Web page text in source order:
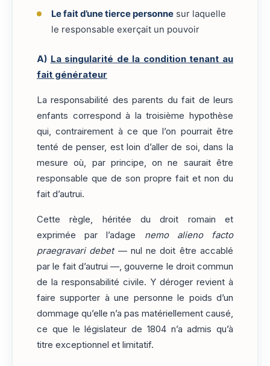
Le fait d’une tierce personnesur laquelle
le responsable exerçait un pouvoir
A) La singularité de la condition tenant au
fait générateur
La responsabilité des parents du fait de leurs
enfants correspond à la troisième hypothèse
qui, contrairement à ce que l’on pourrait être
tenté de penser, est loin d’aller de soi, dans la
mesure où, par principe, on ne saurait être
responsable que de son propre fait et non du
fait d’autrui.
Cette règle, héritée du droit romain et
exprimée par l’adage nemo alieno facto
praegravari debet— nul ne doit être accablé
par le fait d’autrui —, gouverne le droit commun
de la responsabilité civile. Y déroger revient à
faire supporter à une personne le poids d’un
dommage qu’elle n’a pas matériellement causé,
ce que le législateur de 1804 n’a admis qu’à
titre exceptionnel et limitatif.